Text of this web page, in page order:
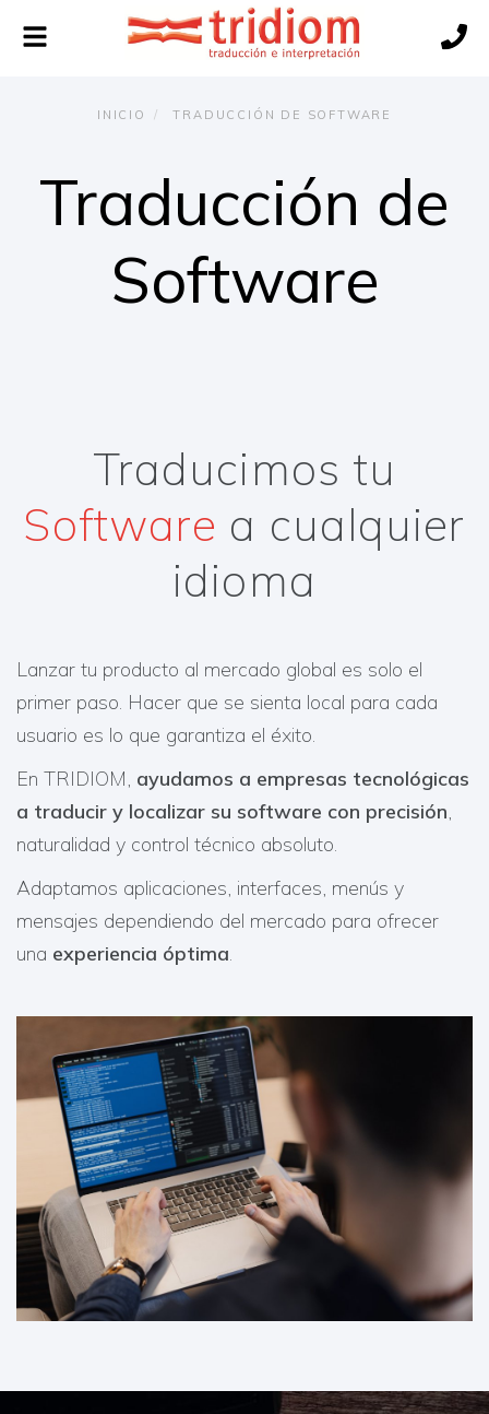
Alternar
navegación
INICIO TRADUCCIÓN DE SOFTWARE
Traducción de
Software
Traducimos tu
Software a cualquier
idioma
Lanzar tu producto al mercado global es solo el
primer paso. Hacer que se sienta local para cada
usuario es lo que garantiza el éxito.
En TRIDIOM, ayudamos a empresas tecnológicas
a traducir y localizar su software con precisión,
naturalidad y control técnico absoluto.
Adaptamos aplicaciones, interfaces, menús y
mensajes dependiendo del mercado para ofrecer
una experiencia óptima.